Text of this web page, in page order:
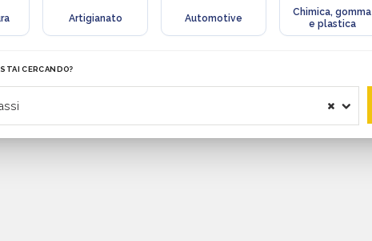
Artigianato Automotive
Chimica, gomma
e plastica
CERCANDO?